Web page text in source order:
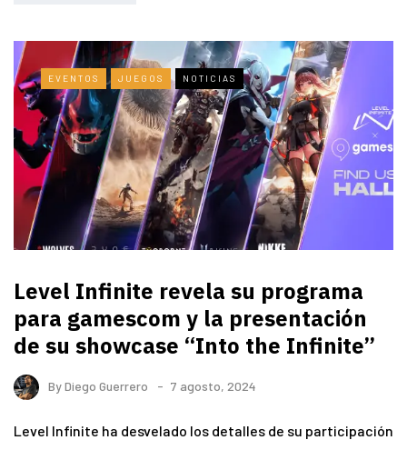
EVENTOS JUEGOS NOTICIAS
Level Infinite revela su programa
para gamescom y la presentación
de su showcase “Into the Infinite”
ByDiego Guerrero 7 agosto, 2024
Level Infinite ha desvelado los detalles de su participación